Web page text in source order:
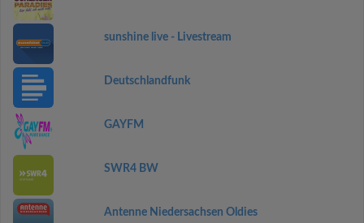
sunshine live - Livestream
Deutschlandfunk
GAYFM
SWR4 BW
Antenne Niedersachsen Oldies